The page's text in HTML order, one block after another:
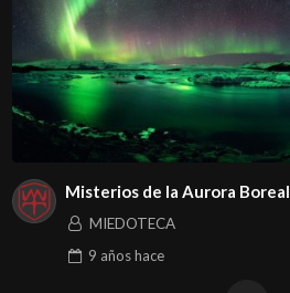
Misterios de la Aurora Boreal
MIEDOTECA
9 añoshace